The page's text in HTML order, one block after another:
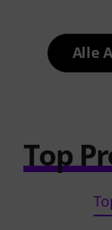
Alle
Top